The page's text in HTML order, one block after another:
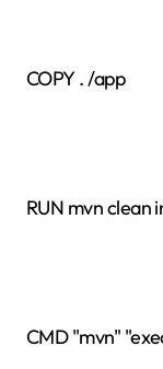
COPY . /app
RUN mvn clean
CMD "mvn"